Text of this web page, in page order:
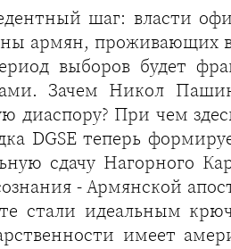
шаг: власти
армян, проживающих
выборов будет
Зачем Никол
диаспору? При чем
DGSE теперь
сдачу Нагорного
- Армянской
стали идеальным
имеет